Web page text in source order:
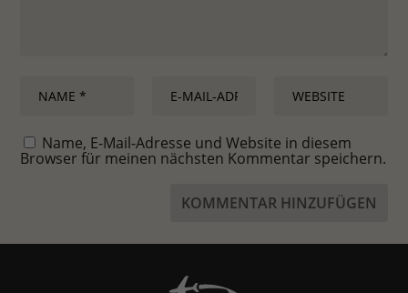
Name, E-Mail-Adresse und Website in diesem
Browser für meinen nächsten Kommentar speichern.